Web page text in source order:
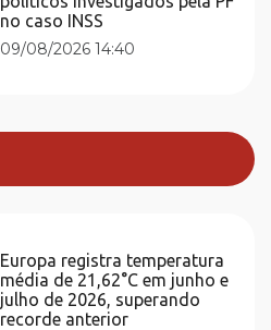
no caso INSS
09/08/2026 14:40
Europa registra temperatura
média de 21,62°C em junho e
julho de 2026, superando
recorde anterior